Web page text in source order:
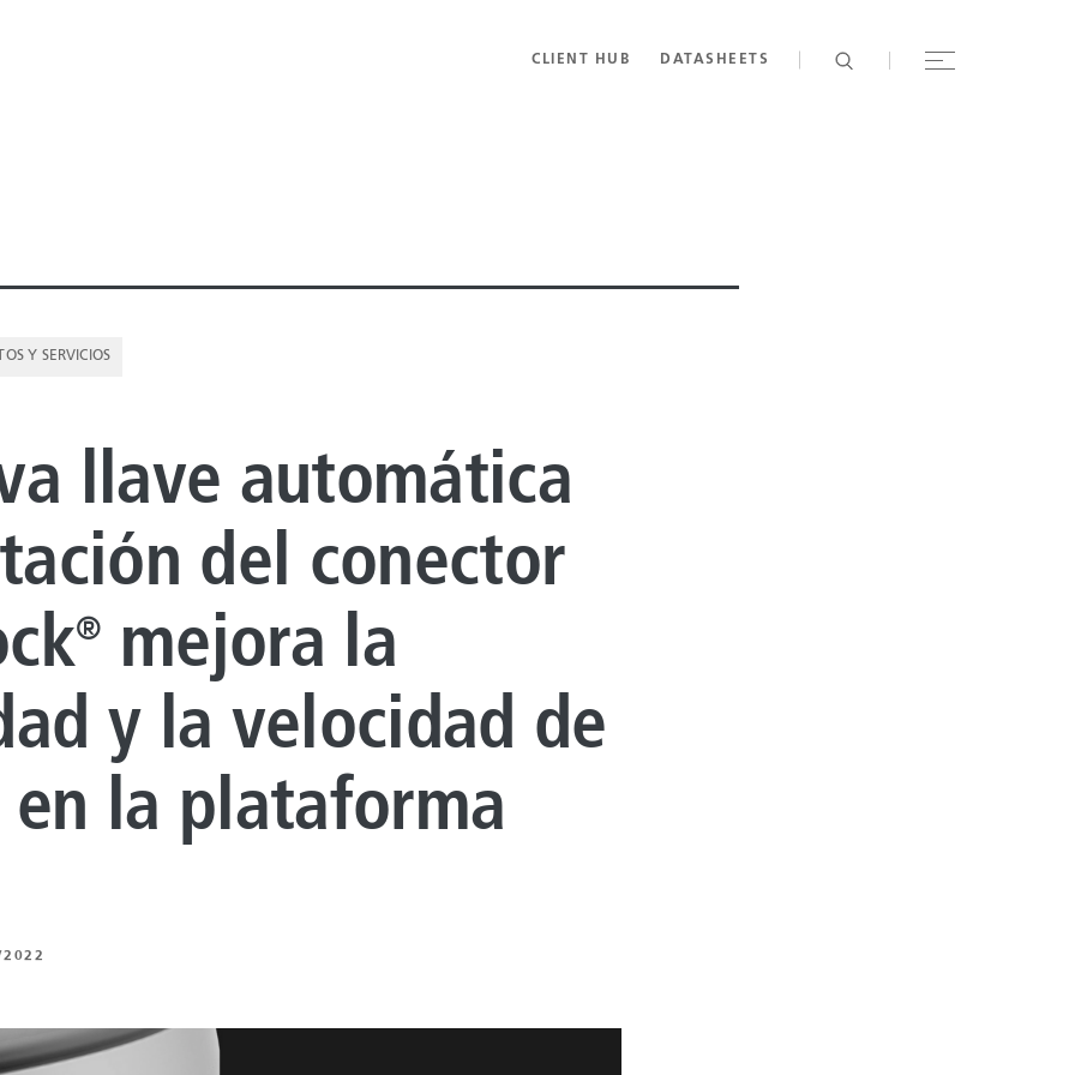
DE REVESTIMIENTO
DE
CARBONO
MECÁNICA
CLIENT HUB DATASHEETS
Y SERVICIOS
llave automática
del conector
®
mejora la
y la velocidad de
en la plataforma
2022